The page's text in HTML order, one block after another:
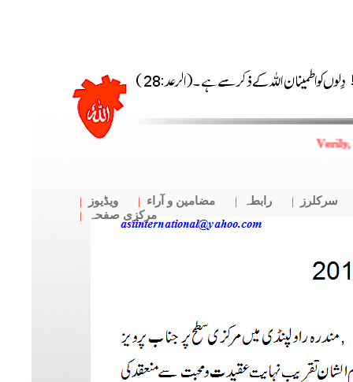
سرکلرز رابطہ مضامین و آراء
ویڈیوز
مرکزی صفحہ